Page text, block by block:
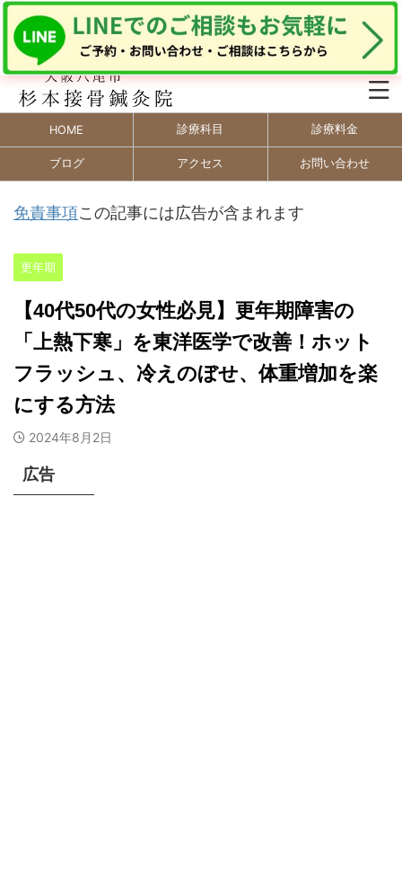
HOME 診療科目 診療料金
ブログ アクセス お問い合わせ
免責事項この記事には広告が含まれます
更年期
【40代50代の女性必見】更年期障害の
「上熱下寒」を東洋医学で改善！ホット
フラッシュ、冷えのぼせ、体重増加を楽
にする方法
2024年8月2日
広告